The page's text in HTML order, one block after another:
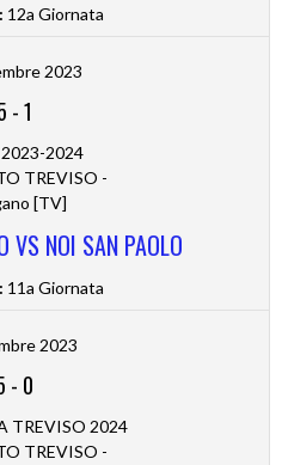
12a Giornata
2023
-1
2024
TREVISO -
[TV]
VS NOI SAN PAOLO
11a Giornata
2023
- 0
TREVISO 2024
TREVISO -